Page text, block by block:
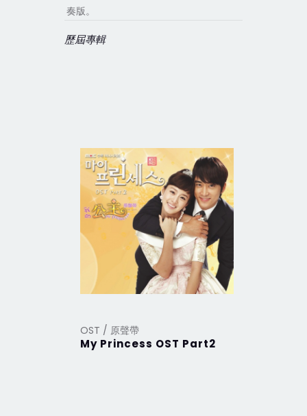
奏版。
歷屆專輯
OST / 原聲帶
My Princess OST Part2